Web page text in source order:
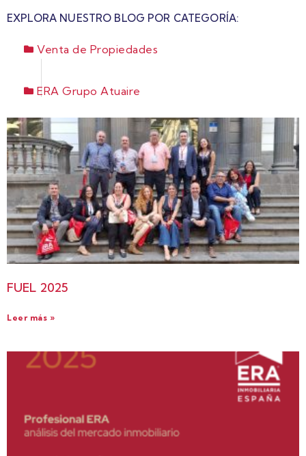
EXPLORA NUESTRO BLOG POR CATEGORÍA:
Venta de Propiedades
ERA Grupo Atuaire
FUEL 2025
Leer más »